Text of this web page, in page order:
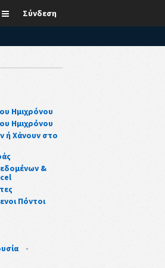
Σύνδεση
Ημιχρόνου
Ημιχρόνου
ή Χάνουν στο
&
Πόντοι
-